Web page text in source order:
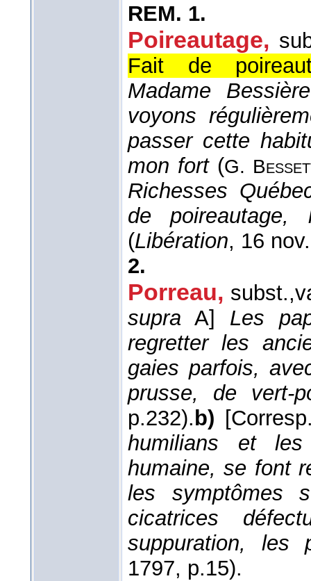
REM. 1.
Poireautage,
Fait de
Madame
voyons
passer cette
mon fort(G.
Richesses
de
(Libération, 16
2.
Porreau, subst.,
supra A]
Les
regretter les
gaies parfois,
prusse, de vert-
p.232).b)
humilians et
humaine, se font
les symptômes
cicatrices
suppuration, les
1797, p.15).